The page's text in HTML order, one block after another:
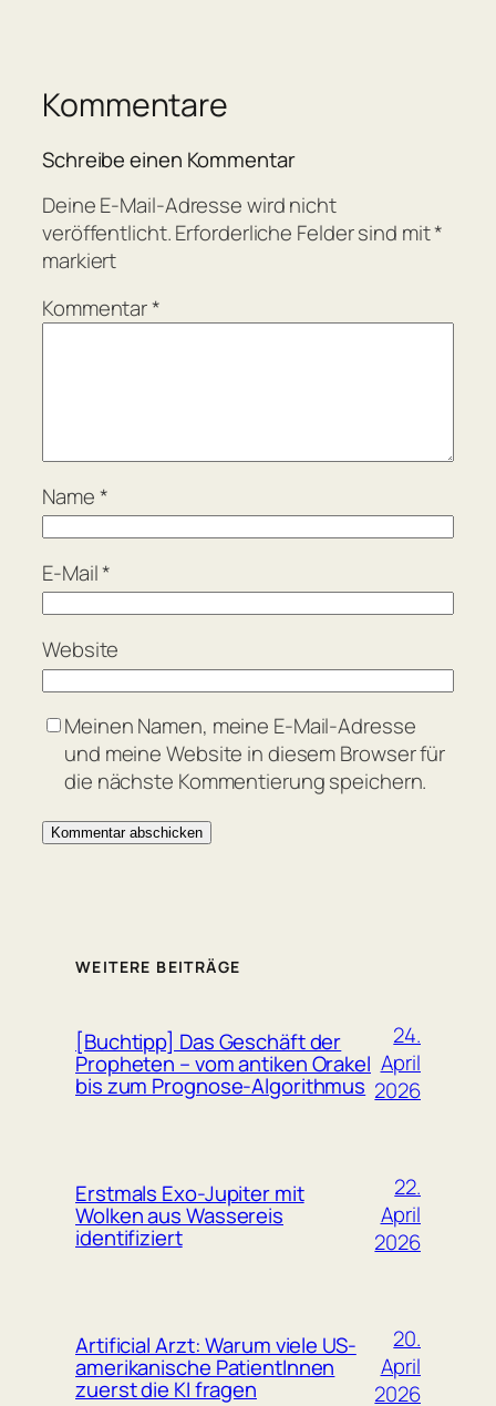
Kommentare
Schreibe einen Kommentar
Deine E-Mail-Adresse wird nicht
veröffentlicht.Erforderliche Felder sind mit*
markiert
Kommentar*
Name*
E-Mail*
Website
Meinen Namen, meine E-Mail-Adresse
und meine Website in diesem Browser für
die nächste Kommentierung speichern.
WEITERE BEITRÄGE
[Buchtipp] Das Geschäft der
Propheten – vom antiken Orakel
bis zum Prognose-Algorithmus
24.
April
2026
Erstmals Exo-Jupiter mit
Wolken aus Wassereis
identifiziert
22.
April
2026
Artificial Arzt: Warum viele US-
amerikanische PatientInnen
zuerst die KI fragen
20.
April
2026